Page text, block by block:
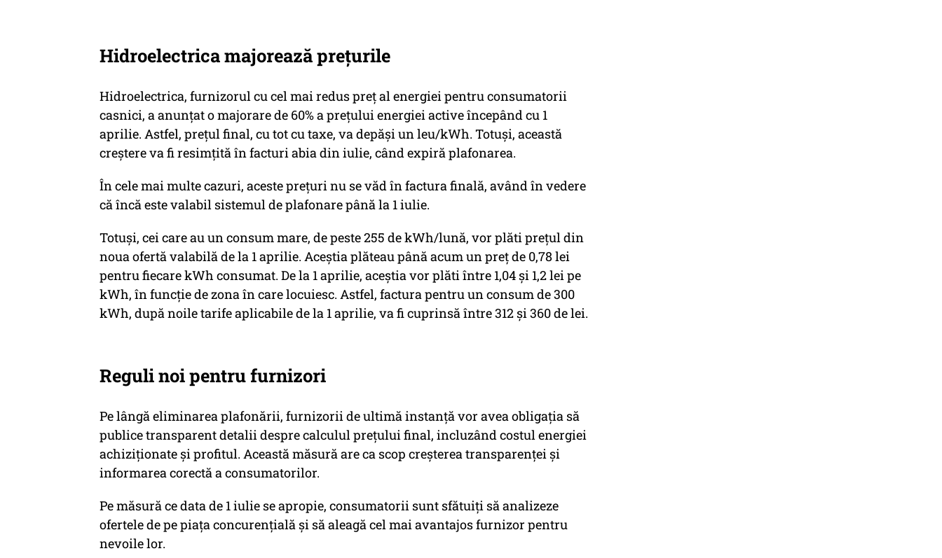
Hidroelectrica majorează prețurile
Hidroelectrica, furnizorul cu cel mai redus preț al energiei pentru consumatorii
casnici, a anunțat o majorare de 60% a prețului energiei active începând cu 1
aprilie. Astfel, prețul final, cu tot cu taxe, va depăși un leu/kWh. Totuși, această
creștere va fi resimțită în facturi abia din iulie, când expiră plafonarea.
În cele mai multe cazuri, aceste prețuri nu se văd în factura finală, având în vedere
că încă este valabil sistemul de plafonare până la 1 iulie.
Totuși, cei care au un consum mare, de peste 255 de kWh/lună, vor plăti prețul din
noua ofertă valabilă de la 1 aprilie. Aceștia plăteau până acum un preț de 0,78 lei
pentru fiecare kWh consumat. De la 1 aprilie, aceștia vor plăti între 1,04 și 1,2 lei pe
kWh, în funcție de zona în care locuiesc. Astfel, factura pentru un consum de 300
kWh, după noile tarife aplicabile de la 1 aprilie, va fi cuprinsă între 312 și 360 de lei.
Reguli noi pentru furnizori
Pe lângă eliminarea plafonării, furnizorii de ultimă instanță vor avea obligația să
publice transparent detalii despre calculul prețului final, incluzând costul energiei
achiziționate și profitul. Această măsură are ca scop creșterea transparenței și
informarea corectă a consumatorilor.
Pe măsură ce data de 1 iulie se apropie, consumatorii sunt sfătuiți să analizeze
ofertele de pe piața concurențială și să aleagă cel mai avantajos furnizor pentru
nevoile lor.